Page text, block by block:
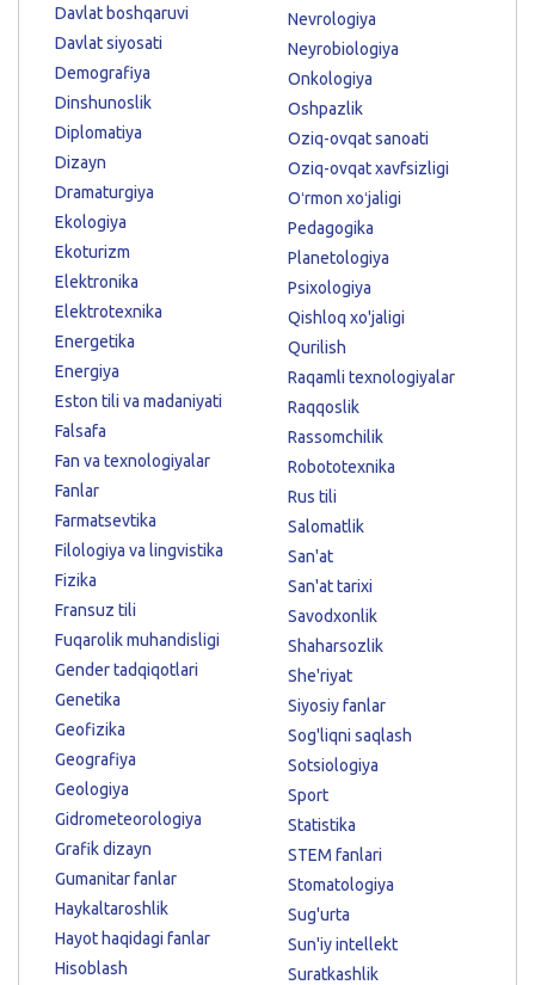
Davlat boshqaruvi
Davlat siyosati
Demografiya
Dinshunoslik
Diplomatiya
Dizayn
Dramaturgiya
Ekologiya
Ekoturizm
Elektronika
Elektrotexnika
Energetika
Energiya
Eston tili va madaniyati
Falsafa
Fan va texnologiyalar
Fanlar
Farmatsevtika
Filologiya va lingvistika
Fizika
Fransuz tili
Fuqarolik muhandisligi
Gender tadqiqotlari
Genetika
Geofizika
Geografiya
Geologiya
Gidrometeorologiya
Grafik dizayn
Gumanitar fanlar
Haykaltaroshlik
Hayot haqidagi fanlar
Hisoblash
Nevrologiya
Neyrobiologiya
Onkologiya
Oshpazlik
Oziq-ovqat sanoati
Oziq-ovqat xavfsizligi
Oʻrmon xoʻjaligi
Pedagogika
Planetologiya
Psixologiya
Qishloq xo'jaligi
Qurilish
Raqamli texnologiyalar
Raqqoslik
Rassomchilik
Robototexnika
Rus tili
Salomatlik
San'at
San'at tarixi
Savodxonlik
Shaharsozlik
She'riyat
Siyosiy fanlar
Sog'liqni saqlash
Sotsiologiya
Sport
Statistika
STEM fanlari
Stomatologiya
Sug'urta
Sun'iy intellekt
Suratkashlik